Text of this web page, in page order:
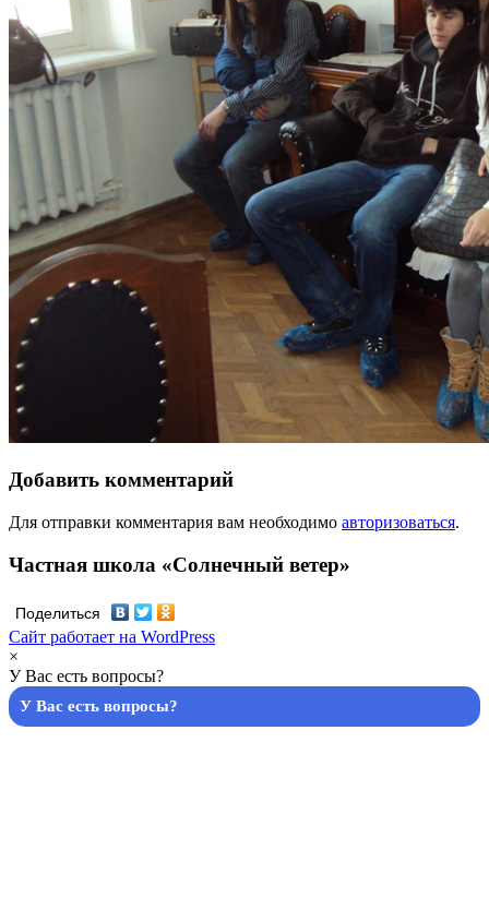
Добавить комментарий
Для отправки комментария вам необходимо авторизоваться.
Частная школа «Солнечный ветер»
Поделиться
Сайт работает на WordPress
×
У Вас есть вопросы?
У Вас есть вопросы?